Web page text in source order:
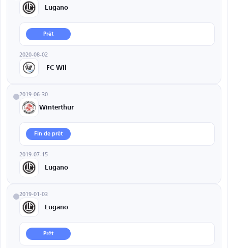
Lugano
Prêt
2020-08-02
FC Wil
2019-06-30
Winterthur
Fin de prêt
2019-07-15
Lugano
2019-01-03
Lugano
Prêt